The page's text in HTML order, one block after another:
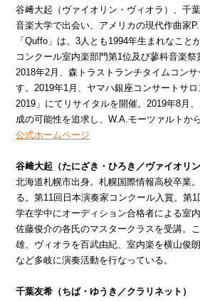
谷﨑大起（ヴァイオリン・ヴィオラ）、千
音楽大学で出会い、アメリカの現代作曲家
「Quffo」は、3人とも1994年生まれなこ
コンクール室内楽部門第1位及び蓼科音楽
2018年2月、森トラストランチタイムコン
す。2019年1月、ヤマハ銀座コンサートサ
2019」にてリサイタルを開催。2019年8月
成の可能性を追求し、W.A.モーツァルトか
公式ホームページ
谷﨑大起（たにざき・ひろき／ヴァイオリン
北海道札幌市出身。札幌国際情報高校卒業
る。第11回日本演奏家コンクール入賞。第
学在学中にオーディション合格者による室
佐藤俊介の各氏のマスタークラスを受講。
雄、ヴィオラを百武由紀、室内楽を横山俊
など多岐に演奏活動を行なっている。
千葉友希（ちば・ゆうき／クラリネット）